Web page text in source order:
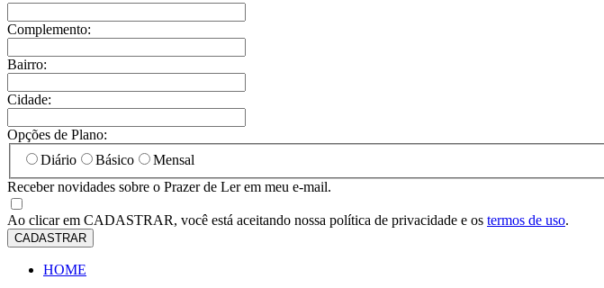
Complemento:
Bairro:
Cidade:
Opções de Plano:
Diário
Básico
Mensal
Receber novidades sobre o Prazer de Ler em meu e-mail.
Ao clicar em CADASTRAR, você está aceitando nossa política de privacidade e os termos de uso.
CADASTRAR
HOME